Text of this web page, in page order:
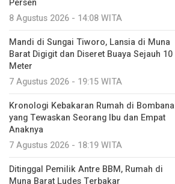
Persen
8 Agustus 2026 - 14:08 WITA
Mandi di Sungai Tiworo, Lansia di Muna
Barat Digigit dan Diseret Buaya Sejauh 10
Meter
7 Agustus 2026 - 19:15 WITA
Kronologi Kebakaran Rumah di Bombana
yang Tewaskan Seorang Ibu dan Empat
Anaknya
7 Agustus 2026 - 18:19 WITA
Ditinggal Pemilik Antre BBM, Rumah di